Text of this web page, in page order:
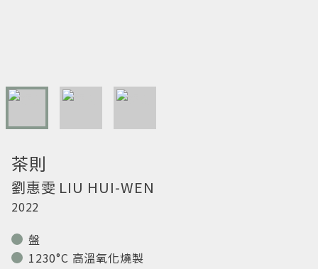
茶則
劉惠雯 LIU HUI-WEN
2022
盤
1230°C 高溫氧化燒製